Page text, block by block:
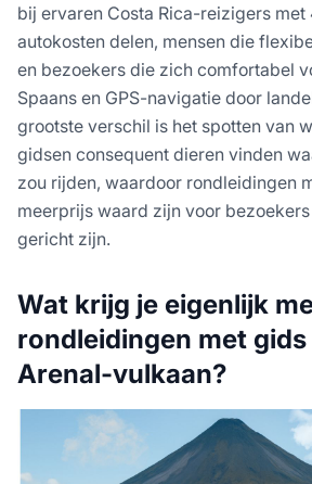
bij ervaren Costa Rica-reizigers
autokosten delen, mensen die
en bezoekers die zich comfortabel
Spaans en GPS-navigatie door
grootste verschil is het spotten van
gidsen consequent dieren vinden
zou rijden, waardoor rondleidingen
meerprijs waard zijn voor
gericht zijn.
Wat krijg je eigenlijk
rondleidingen met gids
Arenal-vulkaan?